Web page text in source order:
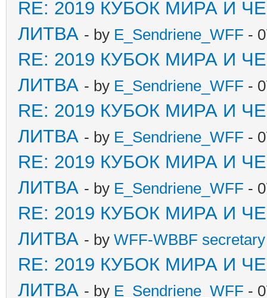
RE: 2019 КУБОК МИРА И
ЛИТВА - by E_Sendriene_WFF -
RE: 2019 КУБОК МИРА И
ЛИТВА - by E_Sendriene_WFF -
RE: 2019 КУБОК МИРА И
ЛИТВА - by E_Sendriene_WFF -
RE: 2019 КУБОК МИРА И
ЛИТВА - by E_Sendriene_WFF -
RE: 2019 КУБОК МИРА И
ЛИТВА - by WFF-WBBF
RE: 2019 КУБОК МИРА И
ЛИТВА - by E_Sendriene_WFF -